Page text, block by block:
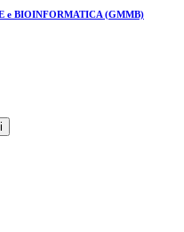
e BIOINFORMATICA (GMMB)